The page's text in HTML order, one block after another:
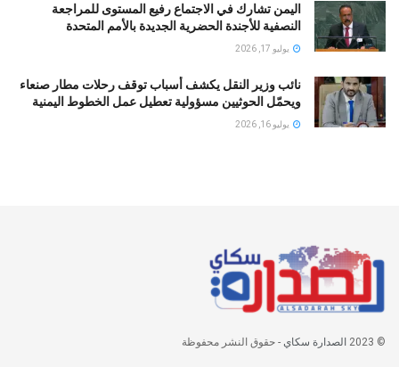
اليمن تشارك في الاجتماع رفيع المستوى للمراجعة
النصفية للأجندة الحضرية الجديدة بالأمم المتحدة
يوليو 17, 2026
نائب وزير النقل يكشف أسباب توقف رحلات مطار صنعاء
ويحمّل الحوثيين مسؤولية تعطيل عمل الخطوط اليمنية
يوليو 16, 2026
© 2023 الصدارة سكاي - حقوق النشر محفوظة